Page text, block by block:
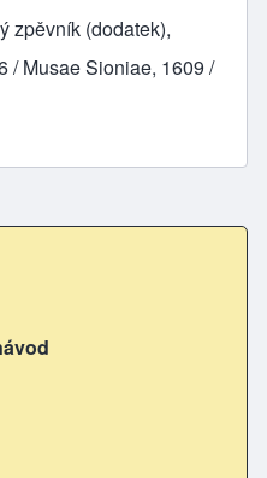
zpěvník (dodatek),
/ Musae Sioniae, 1609 /